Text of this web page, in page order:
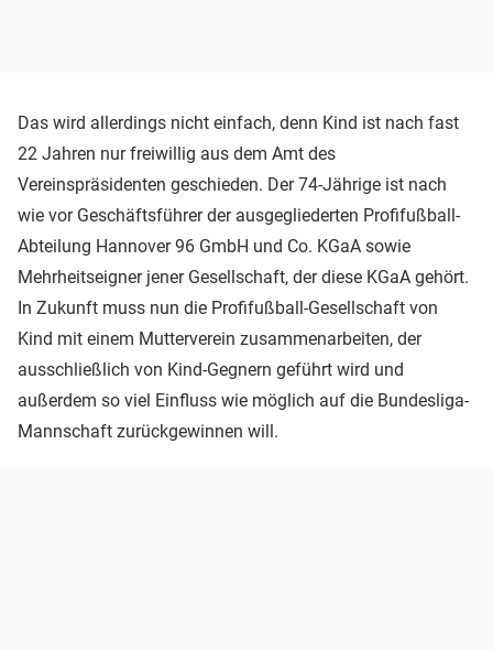
Das wird allerdings nicht einfach, denn Kind ist nach fast
22 Jahren nur freiwillig aus dem Amt des
Vereinspräsidenten geschieden. Der 74-Jährige ist nach
wie vor Geschäftsführer der ausgegliederten Profifußball-
Abteilung Hannover 96 GmbH und Co. KGaA sowie
Mehrheitseigner jener Gesellschaft, der diese KGaA gehört.
In Zukunft muss nun die Profifußball-Gesellschaft von
Kind mit einem Mutterverein zusammenarbeiten, der
ausschließlich von Kind-Gegnern geführt wird und
außerdem so viel Einfluss wie möglich auf die Bundesliga-
Mannschaft zurückgewinnen will.